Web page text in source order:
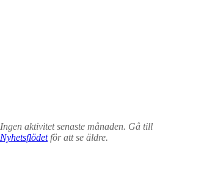
Ingen aktivitet senaste månaden. Gå till
Nyhetsflödetför att se äldre.